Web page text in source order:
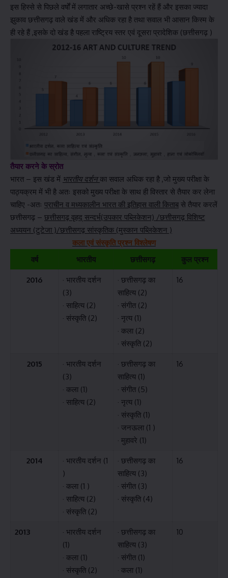
इस हिस्से से पिछले वर्षों में लगातार अच्छे-खासे प्रश्न रहें हैं और इसका ज्यादा
झुकाव छत्तीसगढ़ वाले खंड में और अधिक रहा है तथा सवाल भी आसान किस्म के
ही रहे हैं ,इसके दो खंड है पहला राष्ट्रिय स्तर एवं दूसरा प्रादेशिक (छत्तीसगढ़ )
तैयार करने के स्रोत
भारत – इस खंड में भारतीय दर्शनका सवाल अधिक रहा है ,जो मुख्य परीक्षा के
पाठ्यक्रम में भी है अतः इसको मुख्य परीक्षा के साथ ही विस्तार से तैयार कर लेना
चाहिए -अतः प्राचीन व मध्यकालीन भारत की इतिहास वाली किताब से तैयार करलें
छत्तीसगढ़ – छत्तीसगढ़ वृहद् सन्दर्भ(उपकार पब्लिकेशन) /छत्तीसगढ़ विशिष्ट
अध्ययन (टुटेजा )/छत्तीसगढ़ सांस्कृतिक (मुस्कान पब्लिकेशन )
कला एवं संस्कृति प्रश्न विश्लेषण
वर्ष
भारतीय छत्तीसगढ़ कुल प्रश्न
2016
· भारतीय दर्शन
(3)
· साहित्य (2)
· संस्कृति (2)
· छत्तीसगढ़ का
साहित्य (2)
· संगीत (2)
· नृत्य (1)
· कला (2)
· संस्कृति (2)
16
2015
· भारतीय दर्शन
(3)
· कला (1)
· साहित्य (2)
· छत्तीसगढ़ का
साहित्य (1)
· संगीत (5)
· नृत्य (1)
· संस्कृति (1)
· जनऊला (1 )
· मुहावरे (1)
16
2014
· भारतीय दर्शन (1
)
· कला (1 )
· साहित्य (2)
· संस्कृति (2)
· छत्तीसगढ़ का
साहित्य (3)
· संगीत (3)
· संस्कृति (4)
16
2013
· भारतीय दर्शन
(1)
· कला (1)
· संस्कृति (2)
· छत्तीसगढ़ का
साहित्य (3)
· संगीत (1)
· कला (1)
10